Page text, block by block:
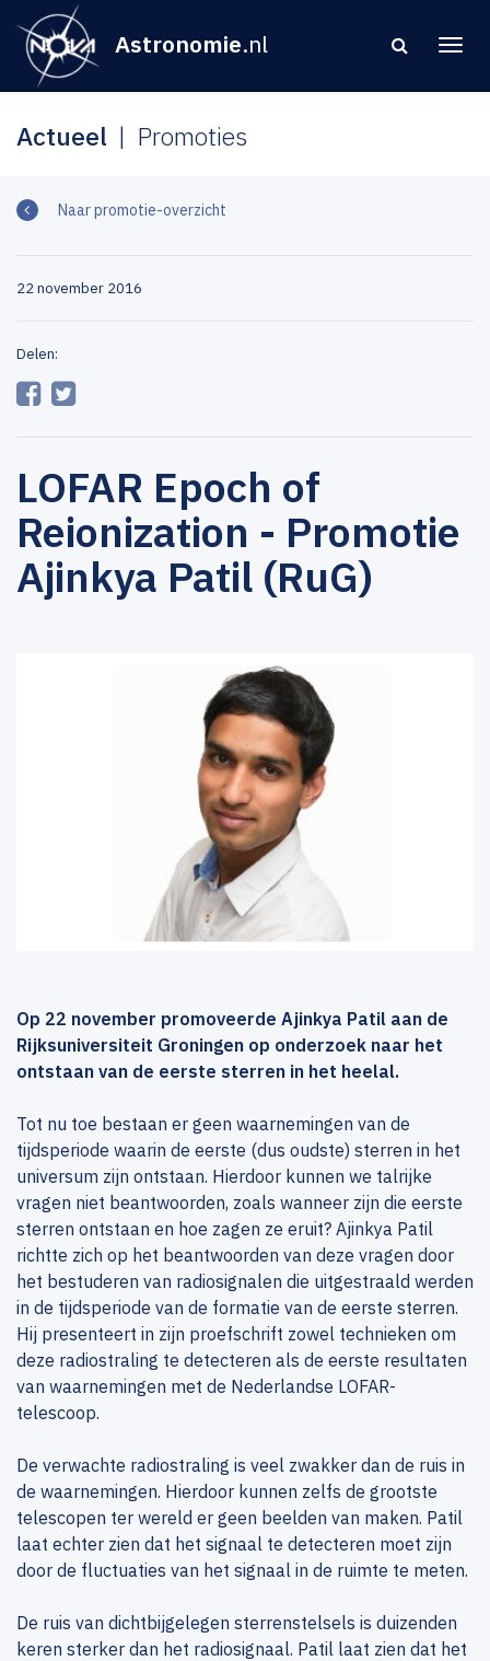
Astronomie.nl
Actueel Promoties
Naar promotie-overzicht
22 november 2016
Delen:
LOFAR Epoch of
Reionization - Promotie
Ajinkya Patil (RuG)
Op 22 november promoveerde Ajinkya Patil aan de
Rijksuniversiteit Groningen op onderzoek naar het
ontstaan van de eerste sterren in het heelal.
Tot nu toe bestaan er geen waarnemingen van de
tijdsperiode waarin de eerste (dus oudste) sterren in het
universum zijn ontstaan. Hierdoor kunnen we talrijke
vragen niet beantwoorden, zoals wanneer zijn die eerste
sterren ontstaan en hoe zagen ze eruit? Ajinkya Patil
richtte zich op het beantwoorden van deze vragen door
het bestuderen van radiosignalen die uitgestraald werden
in de tijdsperiode van de formatie van de eerste sterren.
Hij presenteert in zijn proefschrift zowel technieken om
deze radiostraling te detecteren als de eerste resultaten
van waarnemingen met de Nederlandse LOFAR-
telescoop.
De verwachte radiostraling is veel zwakker dan de ruis in
de waarnemingen. Hierdoor kunnen zelfs de grootste
telescopen ter wereld er geen beelden van maken. Patil
laat echter zien dat het signaal te detecteren moet zijn
door de fluctuaties van het signaal in de ruimte te meten.
De ruis van dichtbijgelegen sterrenstelsels is duizenden
keren sterker dan het radiosignaal. Patil laat zien dat het